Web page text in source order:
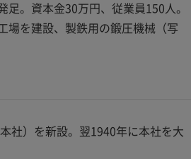
。資本金30万円、従業員150人。
場を建設、製鉄用の鍛圧機械（写
社）を新設。翌1940年に本社を大